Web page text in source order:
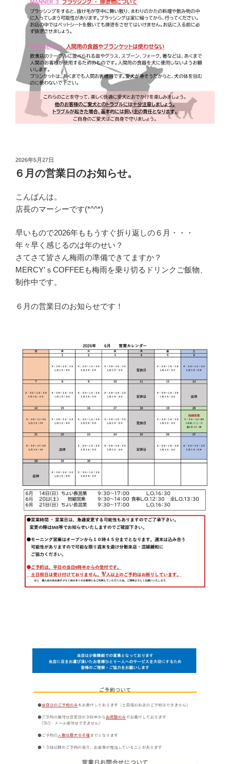
投
稿
日:
2026年5月27日
６月の営業日のお知らせ。
こんばんは。
店長のマーシーです(*^^*)
早いもので2026年ももうすぐ折り返しの６月・・・
年々早く感じるのは年のせい？
さてさて皆さん梅雨の準備できてますか？
MERCY’ｓCOFFEEも梅雨を乗り切るドリンクご飯物、
制作中です。
６月の営業日のお知らせです！